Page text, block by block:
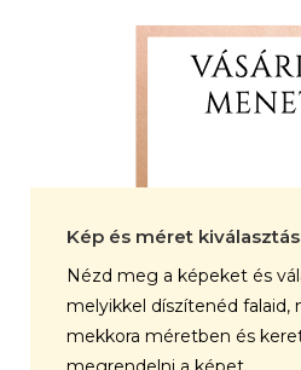
Kép és méret
Nézd meg a képeket és
melyikkel díszítenéd falaid,
mekkora méretben és